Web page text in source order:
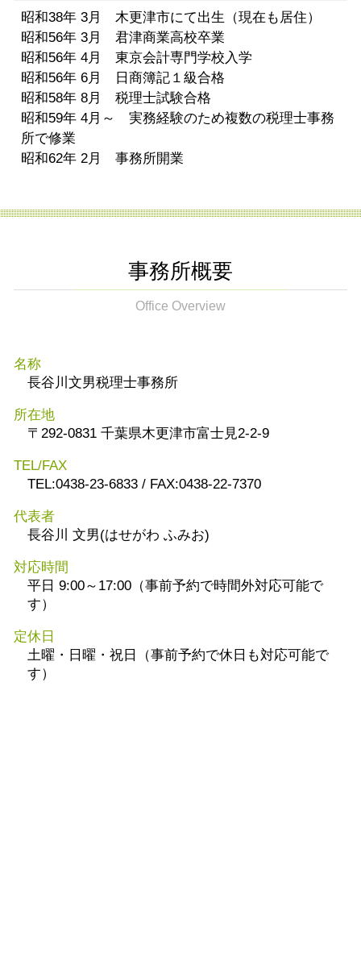
昭和38年 3月 木更津市にて出生（現在も居住）
昭和56年 3月 君津商業高校卒業
昭和56年 4月 東京会計専門学校入学
昭和56年 6月 日商簿記１級合格
昭和58年 8月 税理士試験合格
昭和59年 4月～ 実務経験のため複数の税理士事務
所で修業
昭和62年 2月 事務所開業
事務所概要
Office Overview
名称
長谷川文男税理士事務所
所在地
〒292-0831 千葉県木更津市富士見2-2-9
TEL/FAX
TEL:0438-23-6833 / FAX:0438-22-7370
代表者
長谷川 文男(はせがわ ふみお)
対応時間
平日 9:00～17:00（事前予約で時間外対応可能で
す）
定休日
土曜・日曜・祝日（事前予約で休日も対応可能で
す）